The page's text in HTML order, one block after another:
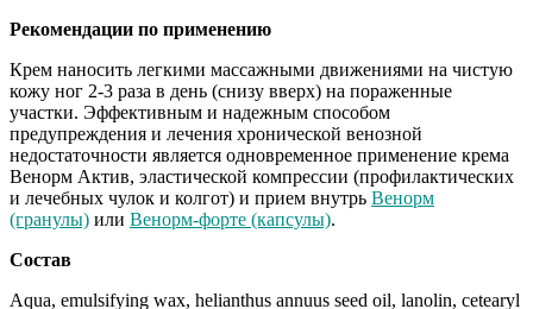
Рекомендации по применению
Крем наносить легкими массажными движениями на чистую
кожу ног 2-3 раза в день (снизу вверх) на пораженные
участки. Эффективным и надежным способом
предупреждения и лечения хронической венозной
недостаточности является одновременное применение крема
Венорм Актив, эластической компрессии (профилактических
и лечебных чулок и колгот) и прием внутрь Венорм
(гранулы) или Венорм-форте (капсулы).
Состав
Aqua, emulsifying wax, helianthus annuus seed oil, lanolin, cetearyl